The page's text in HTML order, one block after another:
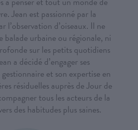
Jean est passionné par la
l’observation d’oiseaux. Il ne
balade urbaine ou régionale, ni
sur les petits quotidiens
a décidé d’engager ses
et son expertise en
résiduelles auprès de Jour de
tous les acteurs de la
des habitudes plus saines.